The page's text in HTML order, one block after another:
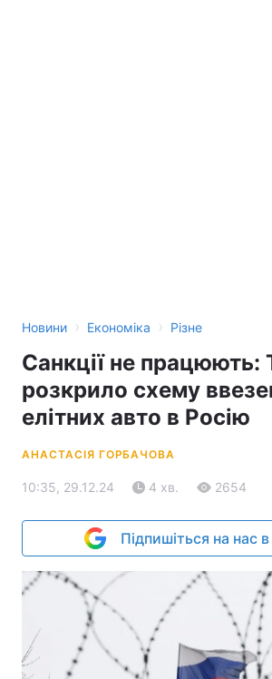
Новини › Економіка › Різне
Санкції не працюють:
розкрило схему
елітних авто в Росію
АНАСТАСІЯ ГОРБАЧОВА
10:35, 29.12.24 4 хв. 2654
Підпишіться на нас